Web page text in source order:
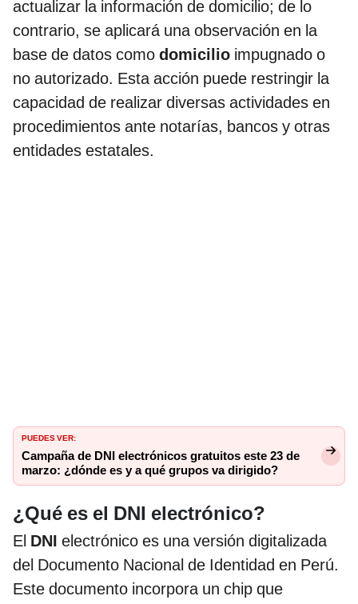
actualizar la información de domicilio; de lo
contrario, se aplicará una observación en la
base de datos como domicilio impugnado o
no autorizado. Esta acción puede restringir la
capacidad de realizar diversas actividades en
procedimientos ante notarías, bancos y otras
entidades estatales.
PUEDES VER:
Campaña de DNI electrónicos gratuitos este 23 de
marzo: ¿dónde es y a qué grupos va dirigido?
¿Qué es el DNI electrónico?
El DNI electrónico es una versión digitalizada
del Documento Nacional de Identidad en Perú.
Este documento incorpora un chip que